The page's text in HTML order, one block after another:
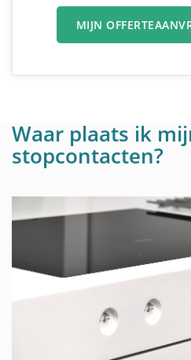
MIJN
Waar plaats ik
stopcontacten?